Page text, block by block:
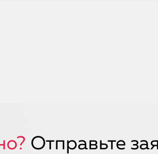
Отправьте